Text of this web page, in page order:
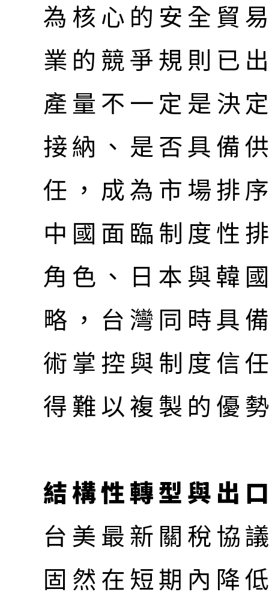
為核心的安全貿
業的競爭規則已
產量不一定是決
接納、是否具備
任，成為市場排
中國面臨制度性
角色、日本與韓
略，台灣同時具
術掌控與制度信
得難以複製的優
結構性轉型與出
台美最新關稅協
固然在短期內降